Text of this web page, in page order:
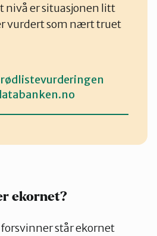
nivå er situasjonen litt
vurdert som nært truet
rødlistevurderingen
ekornet?
står ekornet